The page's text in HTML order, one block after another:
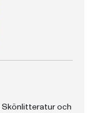
Skönlitteratur och